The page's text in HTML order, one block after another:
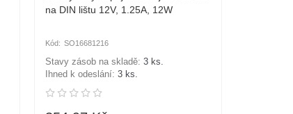
na DIN lištu 12V, 1.25A, 12W
SO16681216
Stavy zásob na skladě: 3 ks.
Ihned k odeslání: 3 ks.